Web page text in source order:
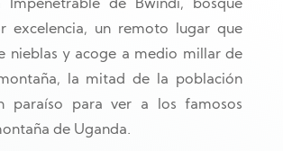
Impenetrable de Bwindi, bosque
excelencia, un remoto lugar que
nieblas y acoge a medio millar de
la mitad de la población
paraíso para ver a los famosos
de Uganda.